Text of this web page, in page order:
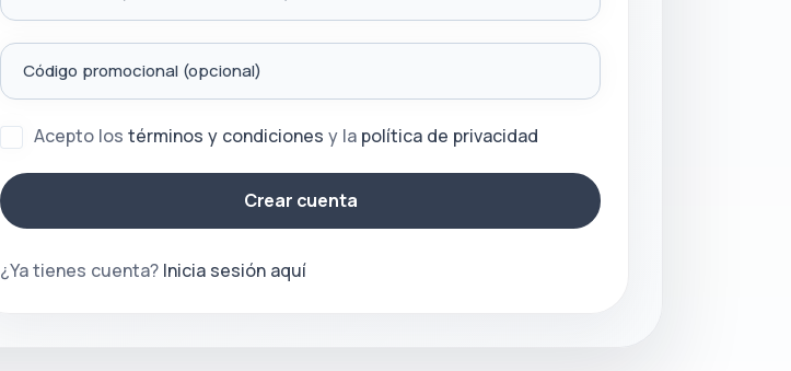
Código promocional (opcional)
Acepto lostérminos y condiciones y la política de privacidad
Crear cuenta
¿Ya tienes cuenta? Inicia sesión aquí